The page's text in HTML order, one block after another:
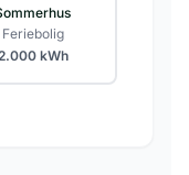
Feriebolig
kWh